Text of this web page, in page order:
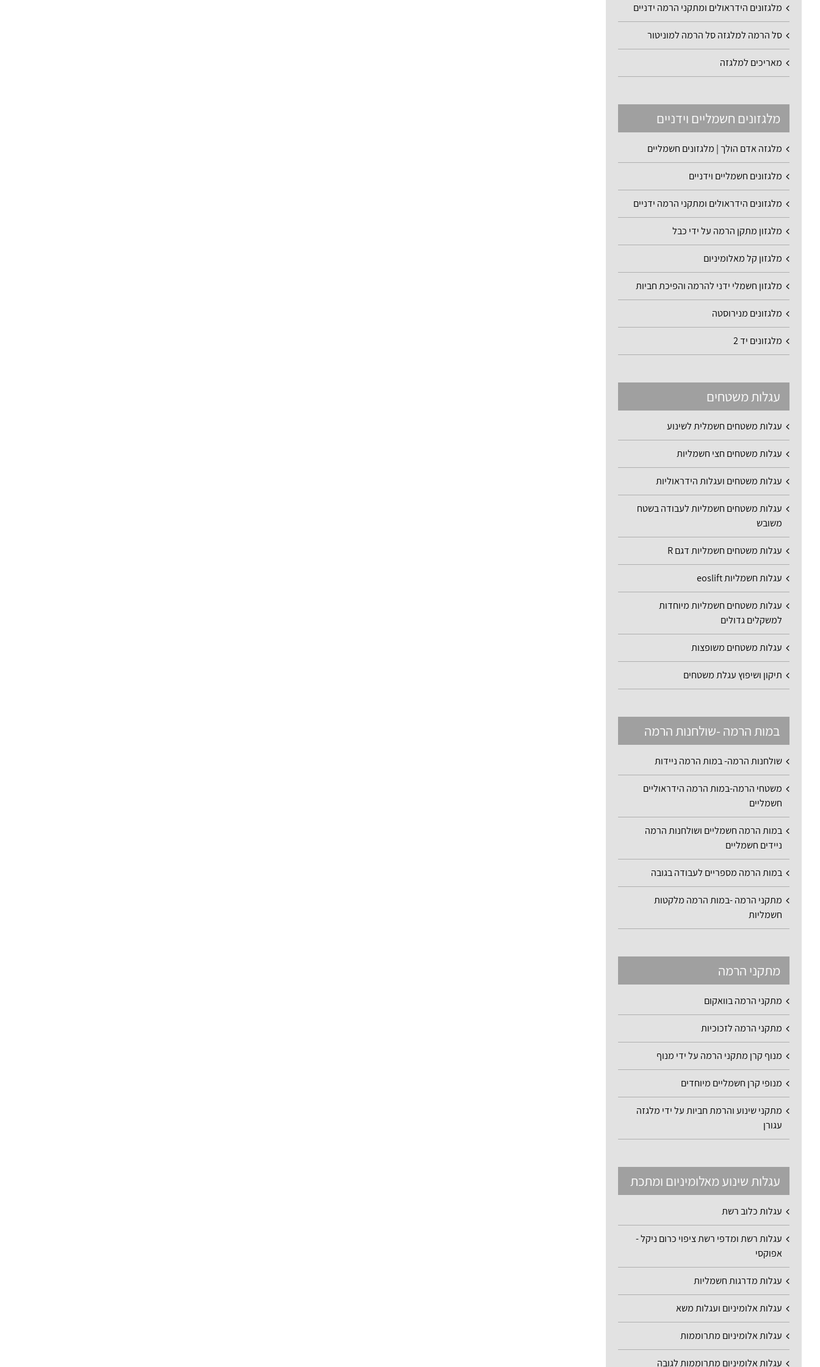
מלגזונים הידראולים ומתקני הרמה ידניים
סל הרמה למלגזה סל הרמה למוניטור
מאריכים למלגזה
מלגזונים חשמליים וידניים
מלגזה אדם הולך | מלגזונים חשמליים
מלגזונים חשמליים וידניים
מלגזונים הידראולים ומתקני הרמה ידניים
מלגזון מתקן הרמה על ידי כבל
מלגזון קל מאלומיניום
מלגזון חשמלי ידני להרמה והפיכת חביות
מלגזונים מנירוסטה
מלגזונים יד 2
עגלות משטחים
עגלות משטחים חשמלית לשינוע
עגלות משטחים חצי חשמליות
עגלות משטחים ועגלות הידראוליות
עגלות משטחים חשמליות לעבודה בשטח
משובש
עגלות משטחים חשמליות דגם R
עגלות חשמליות eoslift
עגלות משטחים חשמליות מיוחדות
למשקלים גדולים
עגלות משטחים משופצות
תיקון ושיפוץ עגלת משטחים
במות הרמה -שולחנות הרמה
שולחנות הרמה- במות הרמה ניידות
משטחי הרמה-במות הרמה הידראוליים
חשמליים
במות הרמה חשמליים ושולחנות הרמה
ניידים חשמליים
במות הרמה מספריים לעבודה בגובה
מתקני הרמה -במות הרמה מלקטות
חשמליות
מתקני הרמה
מתקני הרמה בוואקום
מתקני הרמה לזכוכיות
מנוף קרן מתקני הרמה על ידי מנוף
מנופי קרן חשמליים מיוחדים
מתקני שינוע והרמת חביות על ידי מלגזה
עגורן
עגלות שינוע מאלומיניום ומתכת
עגלות כלוב רשת
עגלות רשת ומדפי רשת ציפוי כרום ניקל -
אפוקסי
עגלות מדרגות חשמליות
עגלות אלומיניום ועגלות משא
עגלות אלומיניום מתרוממות
עגלות אלומיניום מתרוממות לגובה